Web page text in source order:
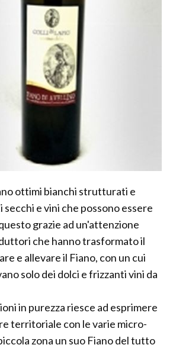
ottimi bianchi strutturati e
e vini che possono essere
grazie ad un'attenzione
che hanno trasformato il
e allevare il Fiano, con un cui
solo dei dolci e frizzanti vini da
in purezza riesce ad esprimere
territoriale con le varie micro-
zona un suo Fiano del tutto